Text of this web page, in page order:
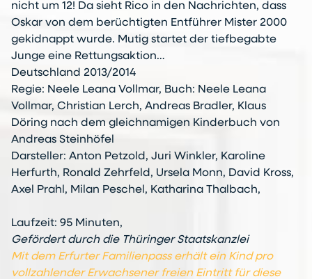
nicht um 12! Da sieht Rico in den Nachrichten, dass
Oskar von dem berüchtigten Entführer Mister 2000
gekidnappt wurde. Mutig startet der tiefbegabte
Junge eine Rettungsaktion…
Deutschland 2013/2014
Regie: Neele Leana Vollmar, Buch: Neele Leana
Vollmar, Christian Lerch, Andreas Bradler, Klaus
Döring nach dem gleichnamigen Kinderbuch von
Andreas Steinhöfel
Darsteller: Anton Petzold, Juri Winkler, Karoline
Herfurth, Ronald Zehrfeld, Ursela Monn, David Kross,
Axel Prahl, Milan Peschel, Katharina Thalbach,
Laufzeit: 95 Minuten,
Gefördert durch die Thüringer Staatskanzlei
Mit dem Erfurter Familienpass erhält ein Kind pro
vollzahlender Erwachsener freien Eintritt für diese